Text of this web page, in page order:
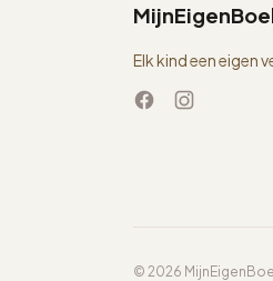
Elk kind een eigen
© 2026